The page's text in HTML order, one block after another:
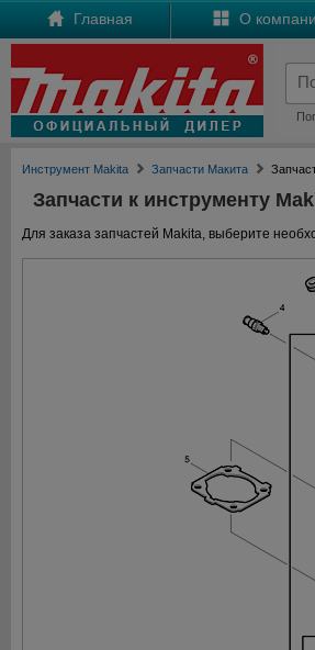
Главная О
Инструмент Makita Запчасти Макита
Запчасти к инструменту
Для заказа запчастей Makita, выберите